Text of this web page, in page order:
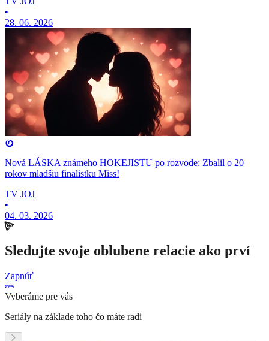
•
28. 06. 2026
Nová LÁSKA známeho HOKEJISTU po rozvode: Zbalil o 20
rokov mladšiu finalistku Miss!
TV JOJ
•
04. 03. 2026
Sledujte svoje oblubene relacie ako prví
Zapnúť
Vyberáme pre vás
Seriály na základe toho čo máte radi